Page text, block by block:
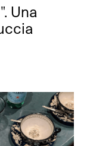
Una